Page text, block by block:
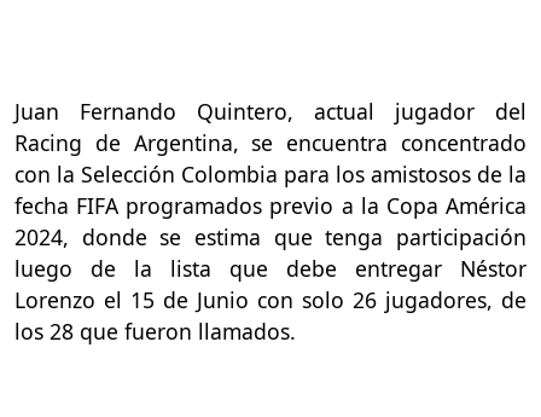
Juan Fernando Quintero, actual jugador del
Racing de Argentina, se encuentra concentrado
con la Selección Colombia para los amistosos de la
fecha FIFA programados previo a la Copa América
2024, donde se estima que tenga participación
luego de la lista que debe entregar Néstor
Lorenzo el 15 de Junio con solo 26 jugadores, de
los 28 que fueron llamados.